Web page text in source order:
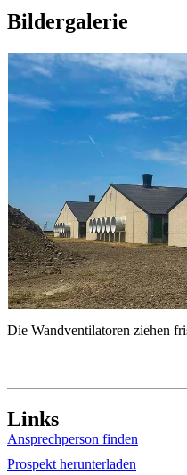
Bildergalerie
Die Wandventilatoren ziehen
Links
Ansprechperson finden
Prospekt herunterladen